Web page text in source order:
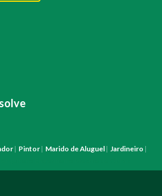
| Pintor | Marido de Aluguel | Jardineiro |
PredialManutenção Residencial